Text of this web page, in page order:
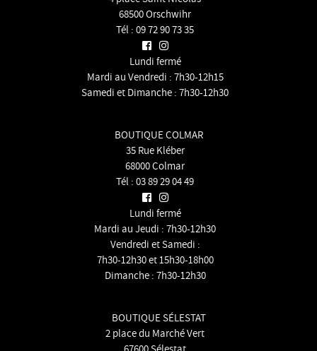
68500 Orschwihr
Tél : 09 72 90 73 35
Lundi fermé
Mardi au Vendredi : 7h30-12h15
Samedi et Dimanche : 7h30-12h30
BOUTIQUE COLMAR
35 Rue Kléber
68000 Colmar
Tél : 03 89 29 04 49
Lundi fermé
Mardi au Jeudi : 7h30-12h30
Vendredi et Samedi :
7h30-12h30 et 15h30-18h00
Dimanche : 7h30-12h30
BOUTIQUE SÉLESTAT
2 place du Marché Vert